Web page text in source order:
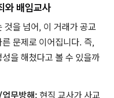
와 배임교사
것을 넘어, 이 거래가 공교
문제로 이어집니다. 즉,
을 해쳤다고 볼 수 있을까
무방해: 현직 교사가 사교